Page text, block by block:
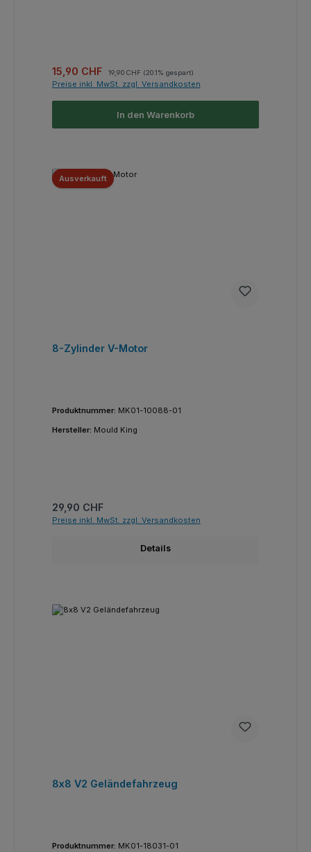
Verkaufspreis:
15,90 CHF Regulärer Preis:
19,90 CHF (20.1% gespart)
Preise inkl. MwSt. zzgl. Versandkosten
In den Warenkorb
Ausverkauft
8-Zylinder V-Motor
Produktnummer: MK01-10088-01
Hersteller: Mould King
Regulärer Preis:
29,90 CHF
Preise inkl. MwSt. zzgl. Versandkosten
Details
8x8 V2 Geländefahrzeug
Produktnummer: MK01-18031-01